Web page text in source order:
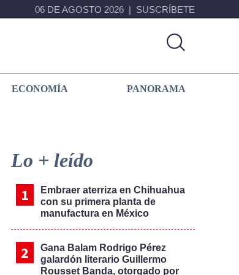
06 DE AGOSTO 2026 SUSCRÍBETE
ECONOMÍA PANORAMA
Sidebar
Lo + leído
Embraer aterriza en Chihuahua
con su primera planta de
manufactura en México
Gana Balam Rodrigo Pérez
galardón literario Guillermo
Rousset Banda, otorgado por